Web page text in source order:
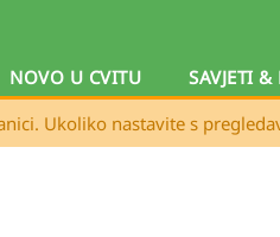
NOVO U CVITU SAVJETI
Ukoliko nastavite s